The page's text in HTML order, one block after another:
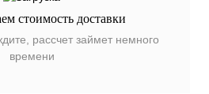
стоимость доставки
рассчет займет немного
времени